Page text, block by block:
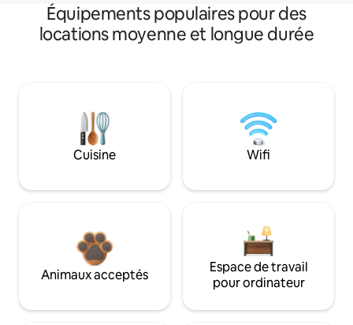
Équipements populaires pour des
locations moyenne et longue durée
Cuisine Wifi
Animaux acceptés
Espace de travail
pour ordinateur